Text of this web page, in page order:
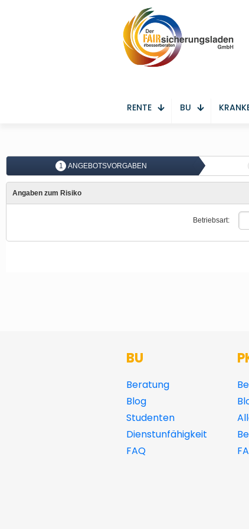
RENTE BU
BU
Beratung
Blog
Studenten
Dienstunfähigkeit
FAQ